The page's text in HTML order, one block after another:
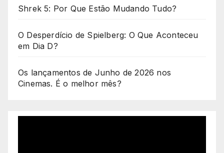
Shrek 5: Por Que Estão Mudando Tudo?
O Desperdício de Spielberg: O Que Aconteceu
em Dia D?
Os lançamentos de Junho de 2026 nos
Cinemas. É o melhor mês?